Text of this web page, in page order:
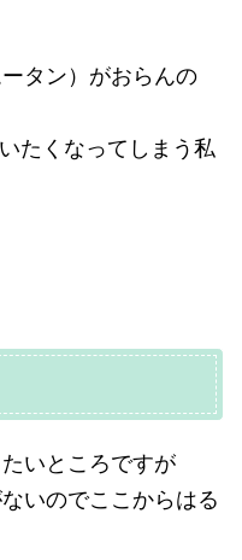
タン）がおらんの
たくなってしまう私
いところですが
いのでここからはる